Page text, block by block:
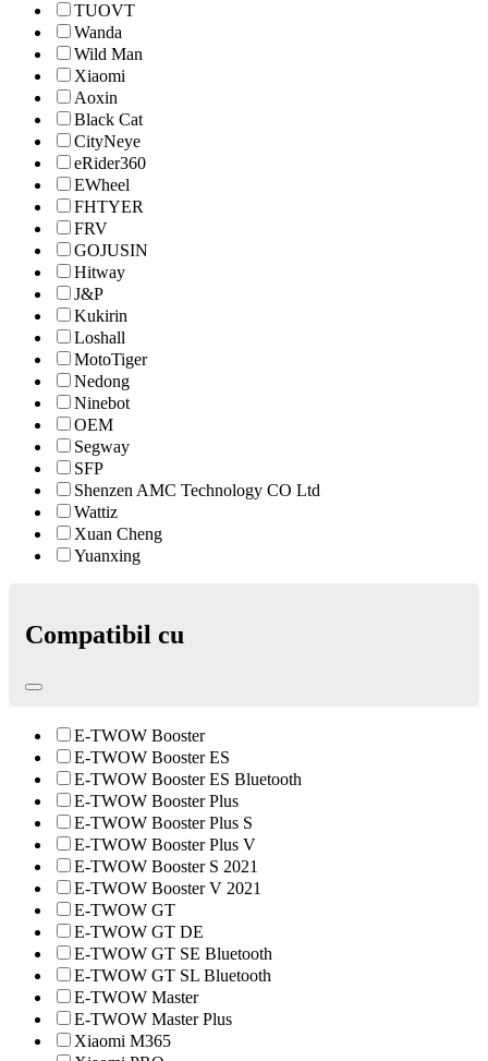
TUOVT
Wanda
Wild Man
Xiaomi
Aoxin
Black Cat
CityNeye
eRider360
EWheel
FHTYER
FRV
GOJUSIN
Hitway
J&P
Kukirin
Loshall
MotoTiger
Nedong
Ninebot
OEM
Segway
SFP
Shenzen AMC Technology CO Ltd
Wattiz
Xuan Cheng
Yuanxing
Compatibil cu
E-TWOW Booster
E-TWOW Booster ES
E-TWOW Booster ES Bluetooth
E-TWOW Booster Plus
E-TWOW Booster Plus S
E-TWOW Booster Plus V
E-TWOW Booster S 2021
E-TWOW Booster V 2021
E-TWOW GT
E-TWOW GT DE
E-TWOW GT SE Bluetooth
E-TWOW GT SL Bluetooth
E-TWOW Master
E-TWOW Master Plus
Xiaomi M365